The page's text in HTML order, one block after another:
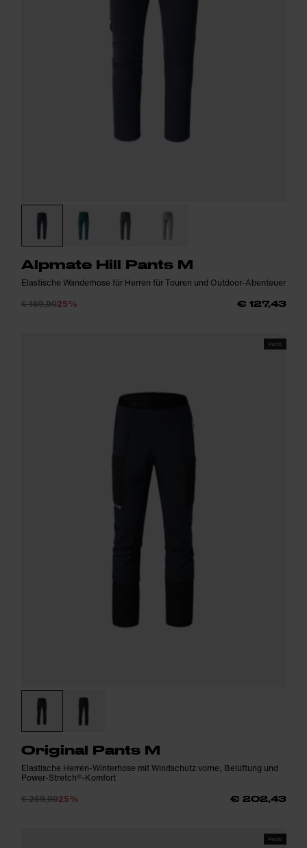
Alpmate Hill Pants M
Elastische Wanderhose für Herren für Touren und Outdoor-Abenteuer
€ 169,9025% € 127,43
FW25
Original Pants M
Elastische Herren-Winterhose mit Windschutz vorne, Belüftung und
Power-Stretch®-Komfort
€ 269,9025% € 202,43
FW25